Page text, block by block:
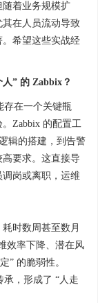
着业务规模扩
在人员流动导致
希望这些实战经
” 的 Zabbix？
存在一个关键瓶
Zabbix 的配置工
辑的搭建，到告警
要求。这直接导
岗或离职，运维
时数周甚至数月
效率下降、潜在风
” 的脆弱性。
，形成了 “人走